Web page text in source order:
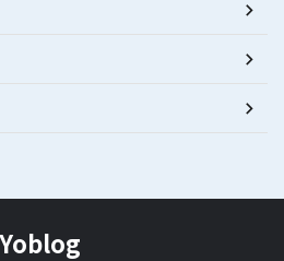
Yoblog